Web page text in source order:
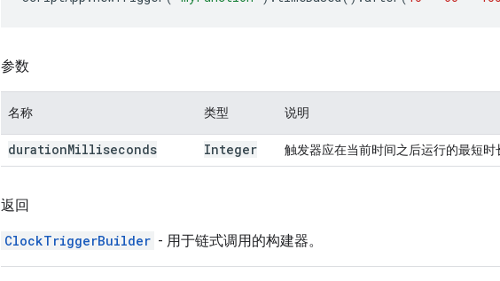
参数
名称 类型 说明
durationMilliseconds Integer 触发器应在当前时间之后运行的最短时
返回
ClockTriggerBuilder - 用于链式调用的构建器。